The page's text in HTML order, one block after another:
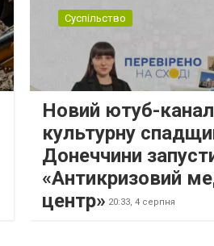
Суспільство
Новий ютуб-
культурну
Донеччини
«Антикризовий
центр» 20:33, 4 серпня